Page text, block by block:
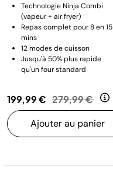
Technologie Ninja Combi
(vapeur + air fryer)
Repas complet pour 8 en 15
mins
12 modes de cuisson
Jusqu'à 50% plus rapide
qu'un four standard
199,99 € Prix réduit de
279,99 € au
Ajouter au panier